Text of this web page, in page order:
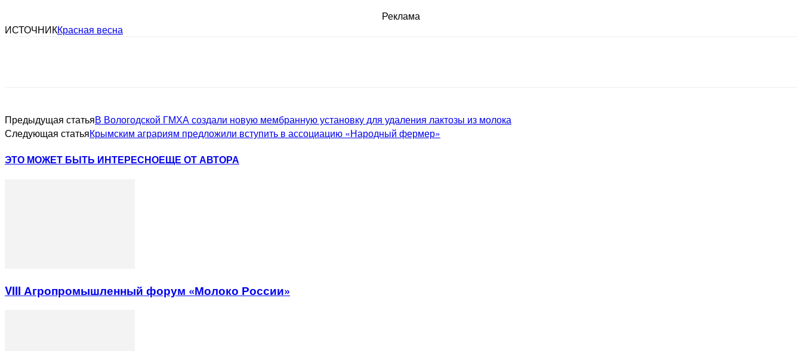
Реклама
ИСТОЧНИККрасная весна
Предыдущая статьяВ Вологодской ГМХА создали новую мембранную установку для удаления лактозы из молока
Следующая статьяКрымским аграриям предложили вступить в ассоциацию «Народный фермер»
ЭТО МОЖЕТ БЫТЬ ИНТЕРЕСНОЕЩЕ ОТ АВТОРА
VIII Агропромышленный форум «Молоко России»